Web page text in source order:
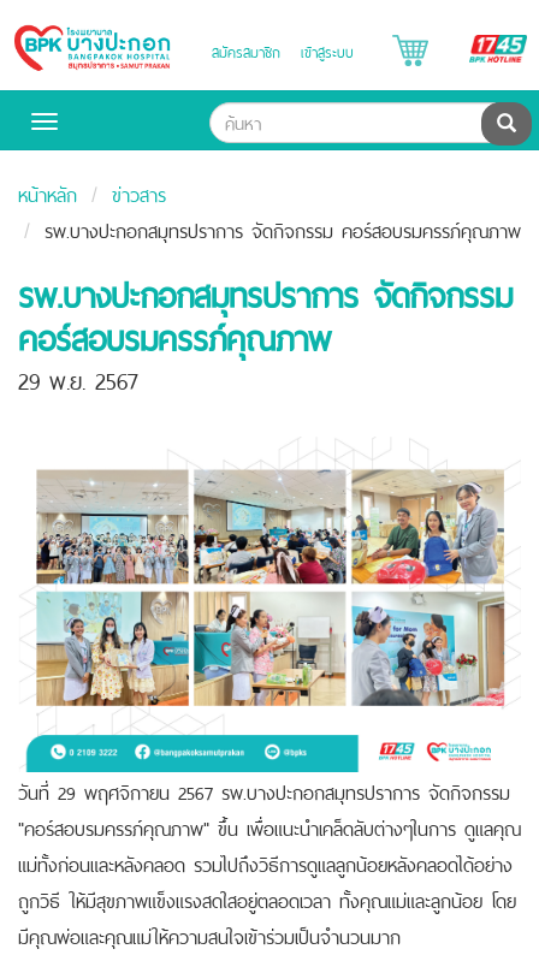
Bangpakok
Hospital
สมัครสมาชิก เข้าสู่ระบบ
Toggle
ค้น
หน้าหลัก
ข่าวสาร
รพ.บางปะกอกสมุทรปราการ จัดกิจกรรม คอร์สอบรมครรภ์คุณภาพ
รพ.บางปะกอกสมุทรปราการ จัดกิจกรรม
คอร์สอบรมครรภ์คุณภาพ
29 พ.ย. 2567
วันที่ 29 พฤศจิกายน 2567 รพ.บางปะกอกสมุทรปราการ จัดกิจกรรม
"คอร์สอบรมครรภ์คุณภาพ" ขึ้น เพื่อแนะนำเคล็ดลับต่างๆในการ ดูแลคุณ
แม่ทั้งก่อนและหลังคลอด รวมไปถึงวิธีการดูแลลูกน้อยหลังคลอดได้อย่าง
ถูกวิธี ให้มีสุขภาพแข็งแรงสดใสอยู่ตลอดเวลา ทั้งคุณแม่และลูกน้อย โดย
มีคุณพ่อและคุณแม่ให้ความสนใจเข้าร่วมเป็นจำนวนมาก